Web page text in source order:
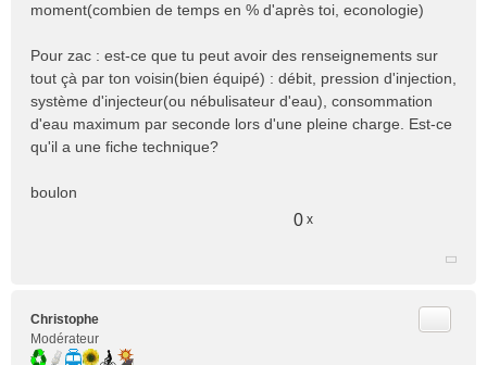
moment(combien de temps en % d'après toi, econologie)
Pour zac : est-ce que tu peut avoir des renseignements sur
tout çà par ton voisin(bien équipé) : débit, pression d'injection,
système d'injecteur(ou nébulisateur d'eau), consommation
d'eau maximum par seconde lors d'une pleine charge. Est-ce
qu'il a une fiche technique?
boulon
0 x
Christophe
Modérateur